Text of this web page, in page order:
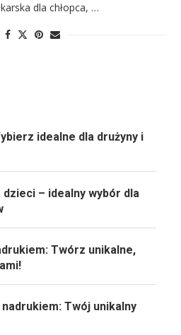
dla chłopca, …
idealne dla drużyny i
– idealny wybór dla
Twórz unikalne,
Twój unikalny